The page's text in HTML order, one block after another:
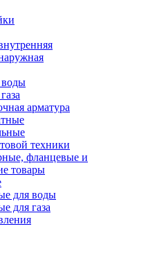
воды
арматура
техники
фланцевые и
товары
для воды
для газа